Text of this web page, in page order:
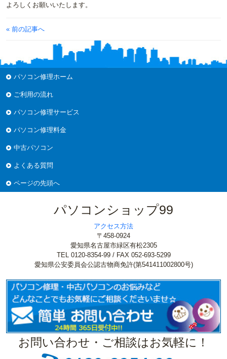
よろしくお願いいたします。
« 前の記事へ
パソコン修理ホーム
ご利用の流れ
パソコン修理サービス
パソコン修理料金
中古パソコン
よくある質問
ページの先頭へ
パソコンショップ99
アクセス方法
〒458-0924
愛知県名古屋市緑区有松2305
TEL 0120-8354-99 / FAX 052-693-5299
愛知県公安委員会公認古物商免許(第541411002800号)
お問い合わせ・ご相談はお気軽に！